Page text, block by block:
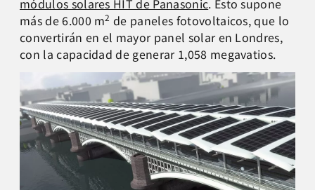
módulos solares HIT de Panasonic. Esto supone
más de 6.000 m2 de paneles fotovoltaicos, que lo
convertirán en el mayor panel solar en Londres,
con la capacidad de generar 1,058 megavatios.